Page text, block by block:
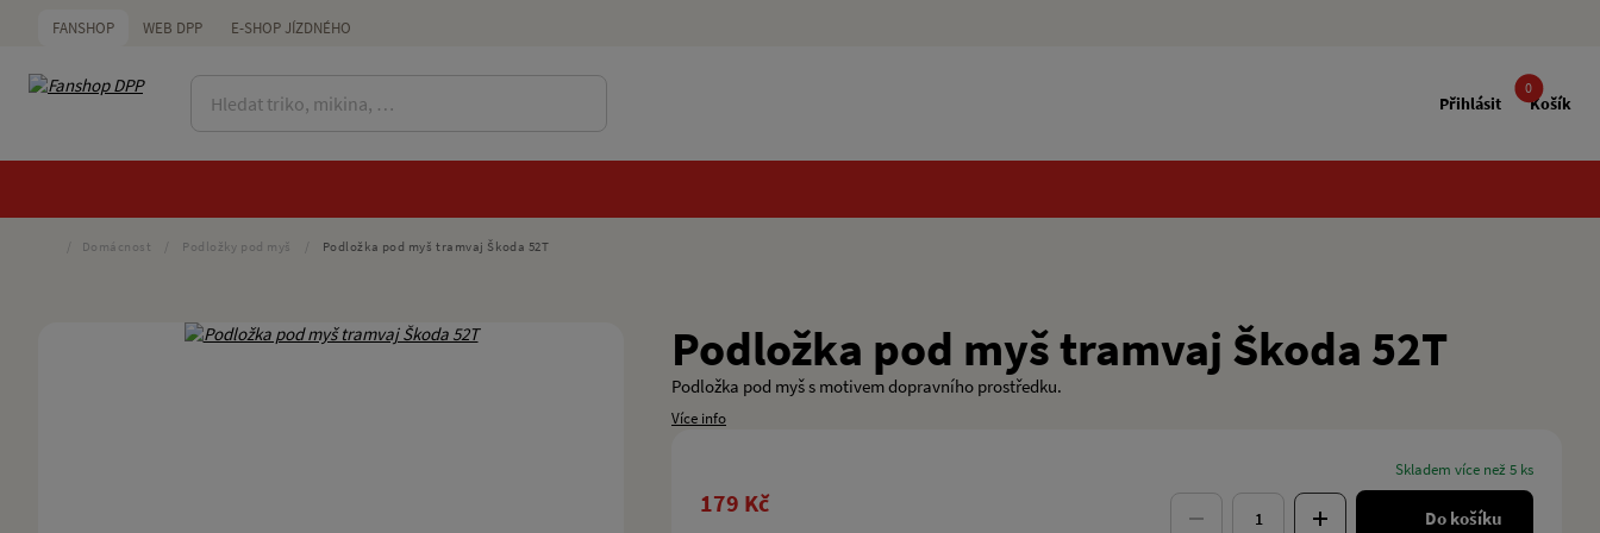
FANSHOP WEB DPP E-SHOP JÍZDNÉHO
Přihlásit
0
Košík
Domácnost Podložky pod myš Podložka pod myš tramvaj Škoda 52T
Podložka pod myš tramvaj Škoda 52T
Podložka pod myš s motivem dopravního prostředku.
Více info
179 Kč
skladem více než 5 ks
Do košíku